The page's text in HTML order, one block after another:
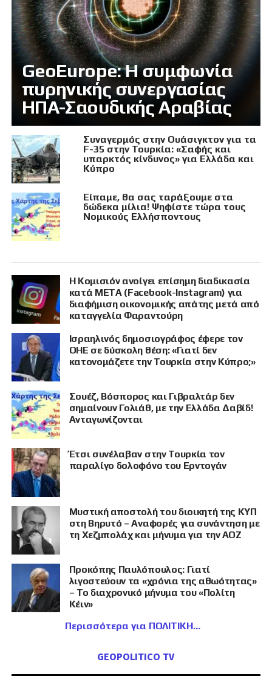
GeoEurope: Η συμφωνία
πυρηνικής συνεργασίας
ΗΠΑ-Σαουδικής Αραβίας
Συναγερμός στην Ουάσιγκτον για τα
F-35 στην Τουρκία: «Σαφής και
υπαρκτός κίνδυνος» για Ελλάδα και
Κύπρο
Είπαμε, θα σας ταράξουμε στα
δώδεκα μίλια! Ψηφίστε τώρα τους
Νομικούς Ελλήσποντους
Η Κομισιόν ανοίγει επίσημη διαδικασία
κατά META (Facebook-Instagram) για
διαφήμιση οικονομικής απάτης μετά από
καταγγελία Φαραντούρη
Ισραηλινός δημοσιογράφος έφερε τον
ΟΗΕ σε δύσκολη θέση: «Γιατί δεν
κατονομάζετε την Τουρκία στην Κύπρο;»
Σουέζ, Βόσπορος και Γιβραλτάρ δεν
σημαίνουν Γολιάθ, με την Ελλάδα Δαβίδ!
Ανταγωνίζονται
Έτσι συνέλαβαν στην Τουρκία τον
παραλίγο δολοφόνο του Ερντογάν
Μυστική αποστολή του διοικητή της ΚΥΠ
στη Βηρυτό – Αναφορές για συνάντηση με
τη Χεζμπολάχ και μήνυμα για την ΑΟΖ
Προκόπης Παυλόπουλος: Γιατί
λιγοστεύουν τα «χρόνια της αθωότητας»
– Το διαχρονικό μήνυμα του «Πολίτη
Κέιν»
Περισσότερα για ΠΟΛΙΤΙΚΗ
GEOPOLITICO TV